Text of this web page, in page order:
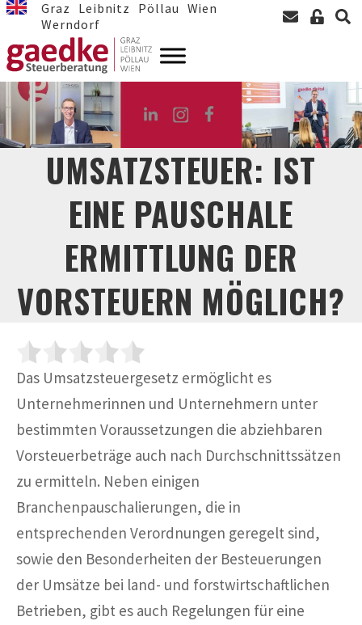
Graz Leibnitz Pöllau Wien
Werndorf
UMSATZSTEUER: IST
EINE PAUSCHALE
ERMITTLUNG DER
VORSTEUERN MÖGLICH?
Das Umsatzsteuergesetz ermöglicht es
Unternehmerinnen und Unternehmern unter
bestimmten Voraussetzungen die abziehbaren
Vorsteuerbeträge auch nach Durchschnittssätzen
zu ermitteln. Neben einigen
Branchenpauschalierungen, die in
entsprechenden Verordnungen geregelt sind,
sowie den Besonderheiten der Besteuerungen
der Umsätze bei land- und forstwirtschaftlichen
Betrieben, gibt es auch Regelungen für eine